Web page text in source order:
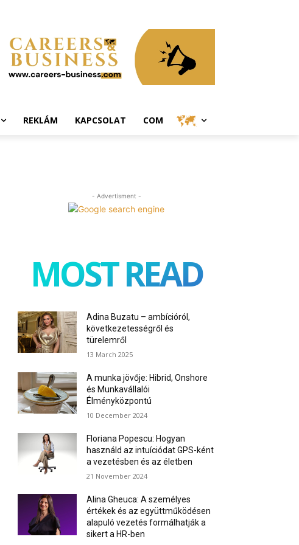
REKLÁM KAPCSOLAT COM
- Advertisment -
MOST READ
Adina Buzatu – ambícióról,
következetességről és
türelemről
13 March 2025
A munka jövője: Hibrid, Onshore
és Munkavállalói
Élményközpontú
10 December 2024
Floriana Popescu: Hogyan
használd az intuíciódat GPS-ként
a vezetésben és az életben
21 November 2024
Alina Gheuca: A személyes
értékek és az együttműködésen
alapuló vezetés formálhatják a
sikert a HR-ben